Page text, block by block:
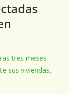
tres meses
sus viviendas,